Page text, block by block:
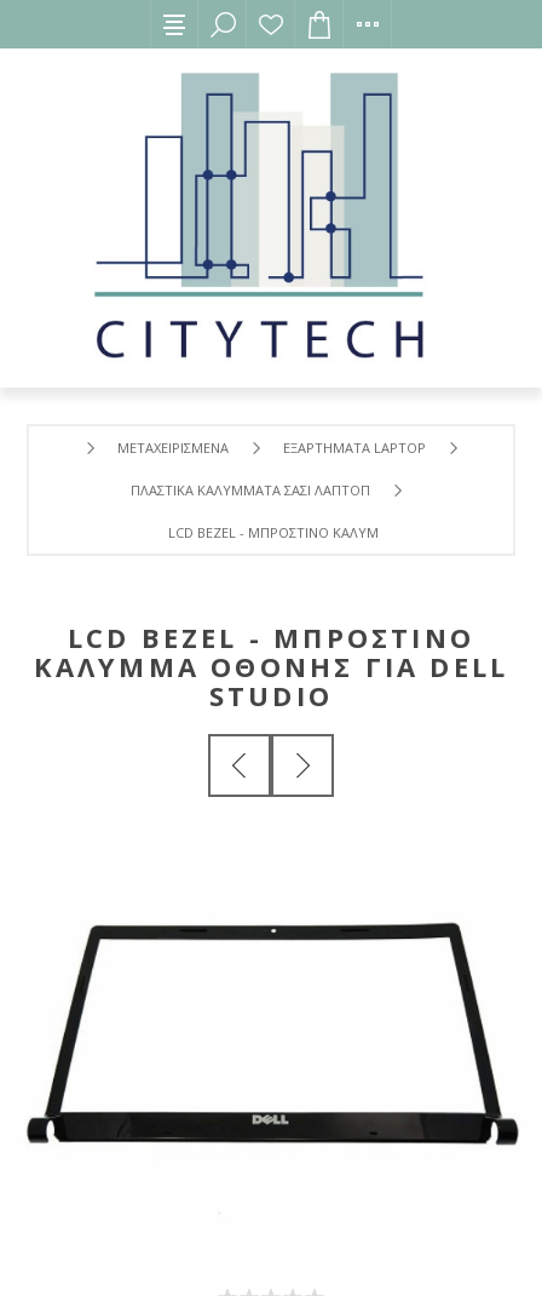
ΜΕΤΑΧΕΙΡΙΣΜΕΝΑ ΕΞΑΡΤΗΜΑΤΑ LAPTOP
ΠΛΑΣΤΙΚΑ ΚΑΛΥΜΜΑΤΑ ΣΑΣΙ ΛΑΠΤΟΠ
LCD BEZEL - ΜΠΡΟΣΤΙΝΟ ΚΑΛΥΜΜΑ ΟΘΟΝΗΣ ΓΙΑ DELL
LCD BEZEL - ΜΠΡΟΣΤΙΝΟ
ΚΑΛΥΜΜΑ ΟΘΟΝΗΣ ΓΙΑ DELL
STUDIO